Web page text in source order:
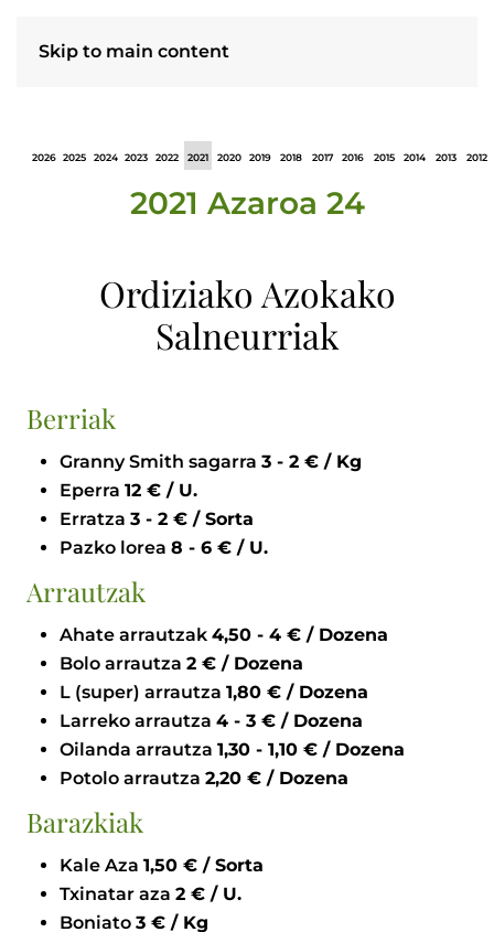
Skip to main content
2026 2025 2024 2023 2022 2021 2020 2019 2018 2017 2016 2015 2014 2013 2012
2021 Azaroa 24
Ordiziako Azokako
Salneurriak
Berriak
Granny Smith sagarra
3 - 2 € / Kg
Eperra
12 € / U.
Erratza
3 - 2 € / Sorta
Pazko lorea
8 - 6 € / U.
Arrautzak
Ahate arrautzak
4,50 - 4 € / Dozena
Bolo arrautza
2 € / Dozena
L (super) arrautza
1,80 € / Dozena
Larreko arrautza
4 - 3 € / Dozena
Oilanda arrautza
1,30 - 1,10 € / Dozena
Potolo arrautza
2,20 € / Dozena
Barazkiak
Kale Aza
1,50 € / Sorta
Txinatar aza
2 € / U.
Boniato
3 € / Kg